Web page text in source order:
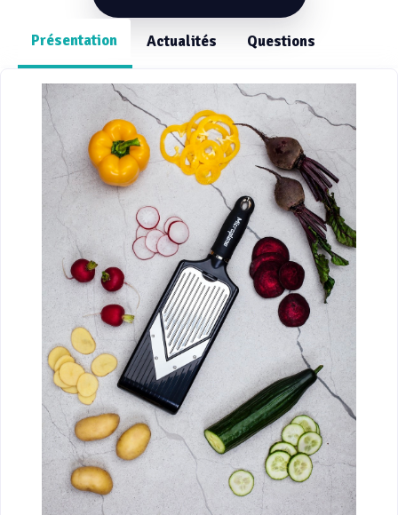
Présentation Actualités Questions